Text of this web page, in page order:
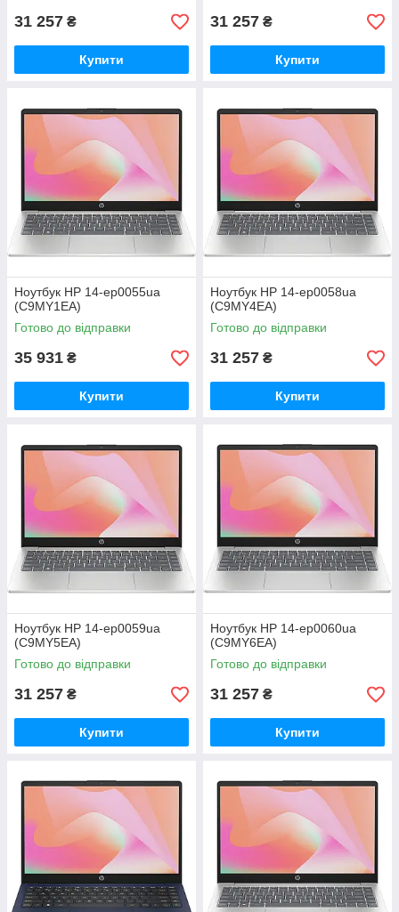
31 257 ₴
Купити
31 257 ₴
Купити
Ноутбук HP 14-ep0055ua
(C9MY1EA)
Готово до відправки
35 931 ₴
Купити
Ноутбук HP 14-ep0058ua
(C9MY4EA)
Готово до відправки
31 257 ₴
Купити
Ноутбук HP 14-ep0059ua
(C9MY5EA)
Готово до відправки
31 257 ₴
Купити
Ноутбук HP 14-ep0060ua
(C9MY6EA)
Готово до відправки
31 257 ₴
Купити